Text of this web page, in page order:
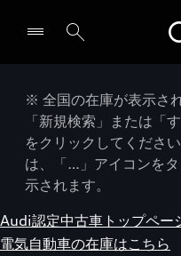
※ 全国の在庫が表示さ
「新規検索」または「
をクリックしてくださ
は、「…」アイコンを
示されます。
Audi認定中古車トップペー
電気自動車の在庫はこちら